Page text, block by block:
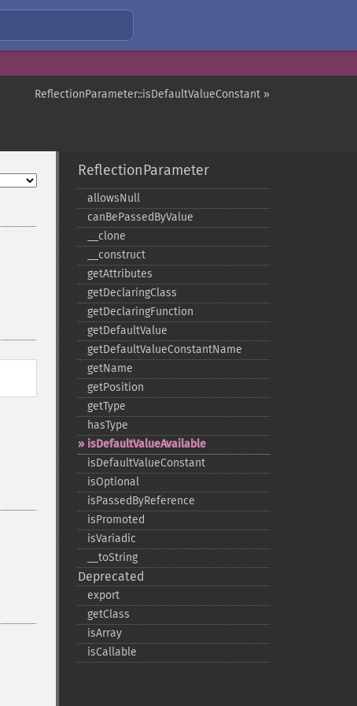
ReflectionParameter::isDefaultValueConstant »
ReflectionParameter
allowsNull
canBePassedByValue
_​_​clone
_​_​construct
getAttributes
getDeclaringClass
getDeclaringFunction
getDefaultValue
getDefaultValueConstantName
getName
getPosition
getType
hasType
isDefaultValueAvailable
isDefaultValueConstant
isOptional
isPassedByReference
isPromoted
isVariadic
_​_​toString
Deprecated
export
getClass
isArray
isCallable